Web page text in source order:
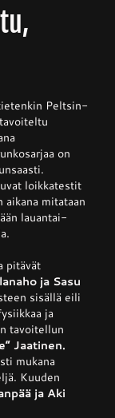
Peltsin-
on
loikkatestit
aikana mitataan
lauantai-
pitävät
ja Sasu
sisällä eili
ja
tavoitellun
Jaatinen.
mukana
Kuuden
ja Aki